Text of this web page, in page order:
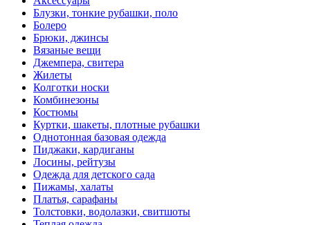
Блузки, тонкие рубашки, поло
Болеро
Брюки, джинсы
Вязаные вещи
Джемпера, свитера
Жилеты
Колготки носки
Комбинезоны
Костюмы
Куртки, шакеты, плотные рубашки
Однотонная базовая одежда
Пиджаки, кардиганы
Лосины, рейтузы
Одежда для детского сада
Пижамы, халаты
Платья, сарафаны
Толстовки, водолазки, свитшоты